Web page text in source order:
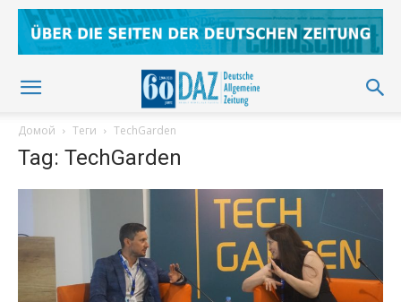
Домой Теги TechGarden
Tag: TechGarden